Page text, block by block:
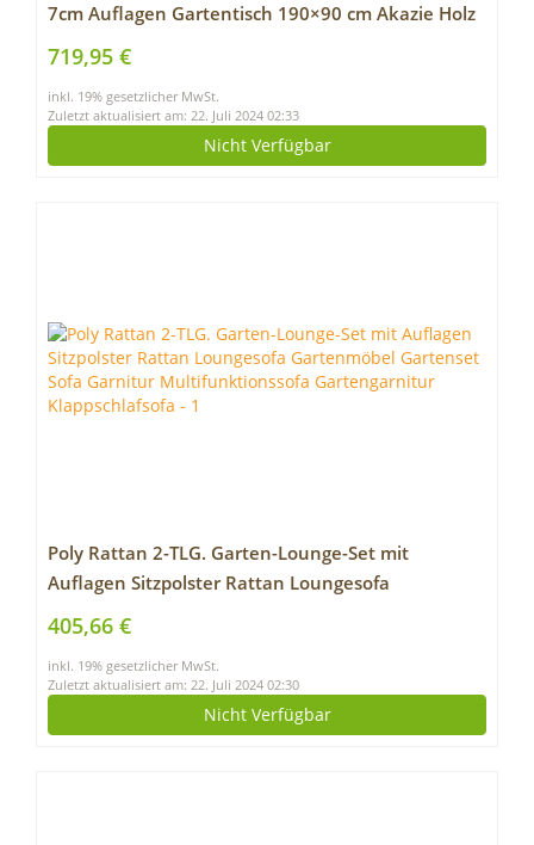
7cm Auflagen Gartentisch 190×90 cm Akazie Holz
Gartenmöbel Set Schwarz
719,95 €
inkl. 19% gesetzlicher MwSt.
Zuletzt aktualisiert am: 22. Juli 2024 02:33
Nicht Verfügbar
Poly Rattan 2-TLG. Garten-Lounge-Set mit
Auflagen Sitzpolster Rattan Loungesofa
Gartenmöbel Gartenset Sofa Garnitur
Multifunktionssofa Gartengarnitur
Klappschlafsofa
405,66 €
inkl. 19% gesetzlicher MwSt.
Zuletzt aktualisiert am: 22. Juli 2024 02:30
Nicht Verfügbar